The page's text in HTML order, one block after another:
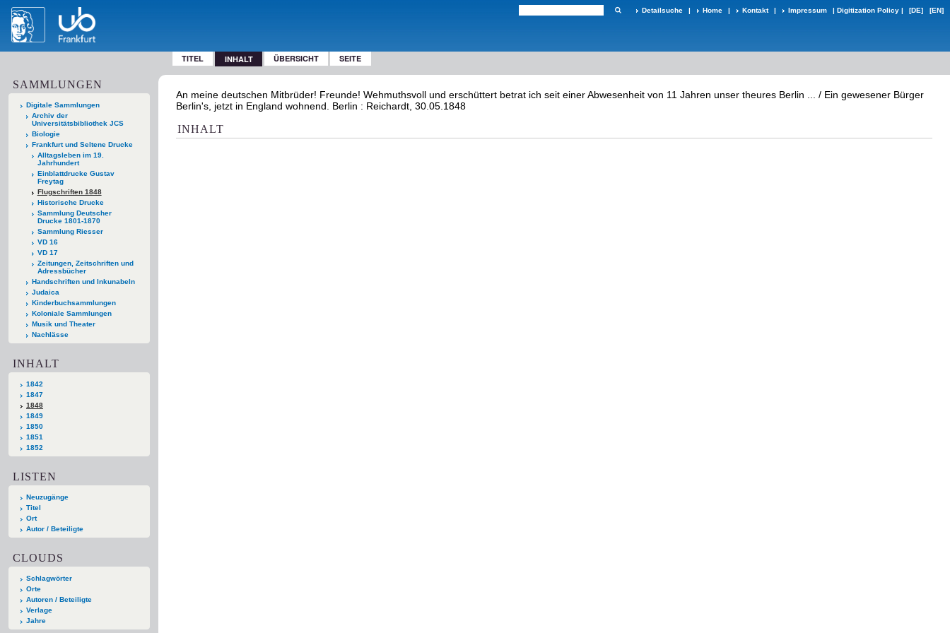
Detailsuche | Home | Kontakt | Impressum | Digitization Policy | [DE] [EN]
TITEL INHALT ÜBERSICHT SEITE
SAMMLUNGEN
Digitale Sammlungen
Archiv der
Universitätsbibliothek JCS
Biologie
Frankfurt und Seltene Drucke
Alltagsleben im 19.
Jahrhundert
Einblattdrucke Gustav
Freytag
Flugschriften 1848
Historische Drucke
Sammlung Deutscher
Drucke 1801-1870
Sammlung Riesser
VD 16
VD 17
Zeitungen, Zeitschriften und
Adressbücher
Handschriften und Inkunabeln
Judaica
Kinderbuchsammlungen
Koloniale Sammlungen
Musik und Theater
Nachlässe
INHALT
1842
1847
1848
1849
1850
1851
1852
LISTEN
Neuzugänge
Titel
Ort
Autor / Beteiligte
CLOUDS
Schlagwörter
Orte
Autoren / Beteiligte
Verlage
Jahre
An meine deutschen Mitbrüder! Freunde! Wehmuthsvoll und erschüttert betrat ich seit einer Abwesenheit von 11 Jahren unser theures Berlin ... / Ein gewesener Bürger
Berlin's, jetzt in England wohnend. Berlin : Reichardt, 30.05.1848
INHALT